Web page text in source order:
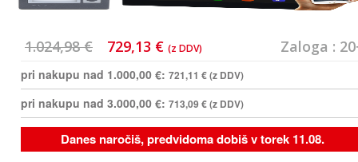
1.024,98 € 729,13 € (z DDV) Zaloga :
pri nakupu nad 1.000,00 €: 721,11 €(z DDV)
pri nakupu nad 3.000,00 €: 713,09 €(z DDV)
Danes naročiš, predvidoma dobiš v torek 11.08.